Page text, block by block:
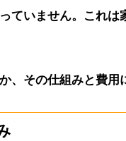
ていません。これ
、その仕組みと費